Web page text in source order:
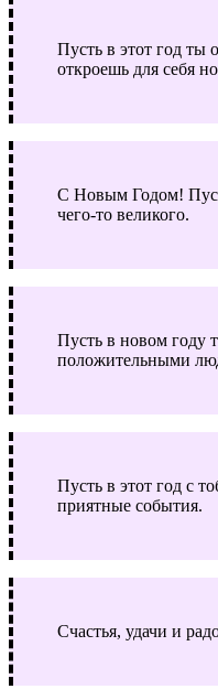
Пусть в этот год ты
откроешь для себя
С Новым Годом!
чего-то великого.
Пусть в новом году
положительными
Пусть в этот год с
приятные события.
Счастья, удачи и